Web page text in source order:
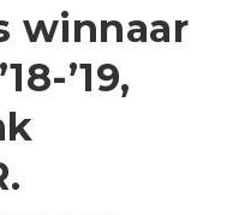
winnaar
’19,